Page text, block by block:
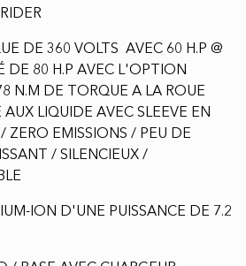
16A / 120-240V
AVEC ECRAN TACTILE DE
ARKENSTONE POUR
SERS DE V.C.U VEHICULE
CONTROLER LA MOTO +
LA PUISSANCE + CHOIX DE
/ ENGINE BRACKING +
/ CONTROL TRACTION
S.I.M